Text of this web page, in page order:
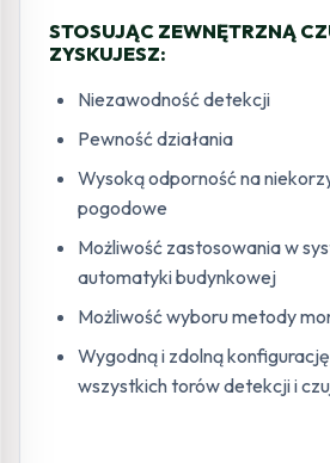
STOSUJĄC ZEWNĘTRZNĄ
ZYSKUJESZ:
Niezawodność detekcji
Pewność działania
Wysoką odporność na
pogodowe
Możliwość zastosowania w
automatyki budynkowej
Możliwość wyboru metody
Wygodną i zdolną
wszystkich torów detekcji i